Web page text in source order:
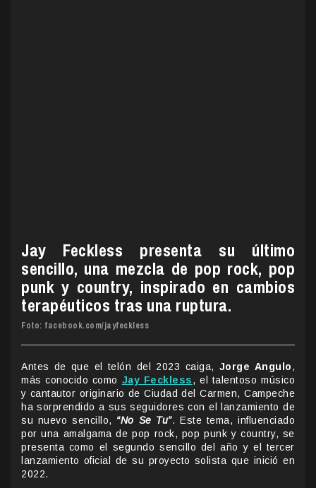
Jay Feckless presenta su último
sencillo, una mezcla de pop rock, pop
punk y country, inspirado en cambios
terapéuticos tras una ruptura.
Foto: facebook.com/jayfeckless
Antes de que el telón del 2023 caiga, Jorge Angulo,
más conocido como Jay Feckless, el talentoso músico
y cantautor originario de Ciudad del Carmen, Campeche
ha sorprendido a sus seguidores con el lanzamiento de
su nuevo sencillo, “No Se Tu”. Este tema, influenciado
por una amalgama de pop rock, pop punk y country, se
presenta como el segundo sencillo del año y el tercer
lanzamiento oficial de su proyecto solista que inició en
2022.